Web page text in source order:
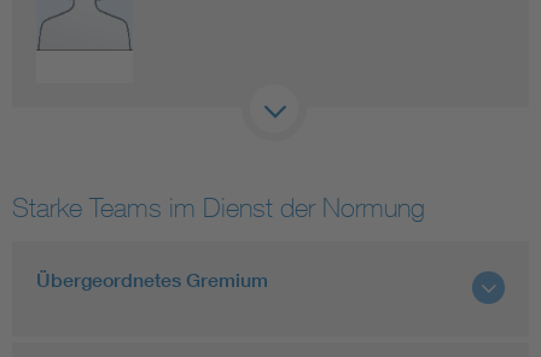
Starke Teams im Dienst der Normung
Übergeordnetes Gremium